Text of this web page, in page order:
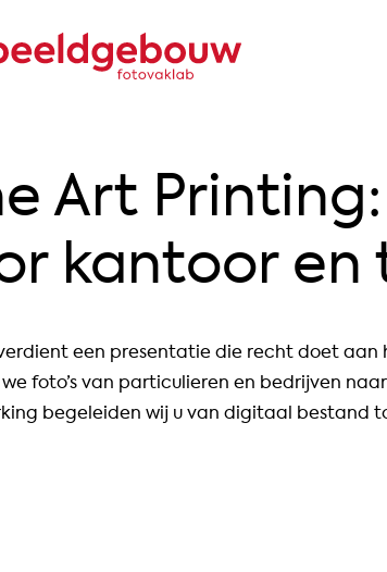
Art
kantoor en
een presentatie die recht doet
foto’s van particulieren en bedrijven
begeleiden wij u van digitaal bestand